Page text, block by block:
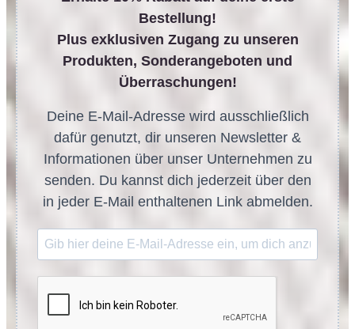
Bestellung!
Plus exklusiven Zugang zu unseren
Produkten, Sonderangeboten und
Überraschungen!
Deine E-Mail-Adresse wird ausschließlich
dafür genutzt, dir unseren Newsletter &
Informationen über unser Unternehmen zu
senden. Du kannst dich jederzeit über den
in jeder E-Mail enthaltenen Link abmelden.